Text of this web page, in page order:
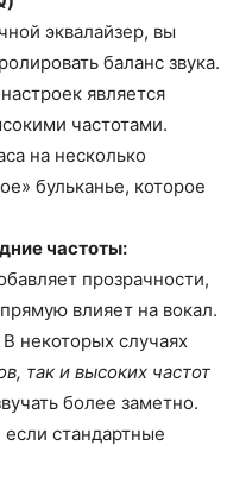
эквалайзер, вы
баланс звука.
является
частотами.
на несколько
бульканье, которое
частоты:
прозрачности,
влияет на вокал.
В некоторых случаях
так и высоких частот
более заметно.
стандартные